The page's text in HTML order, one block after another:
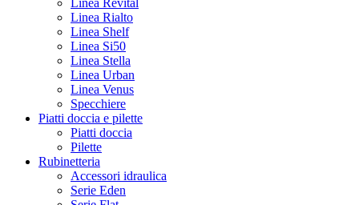
Linea Revital
Linea Rialto
Linea Shelf
Linea Si50
Linea Stella
Linea Urban
Linea Venus
Specchiere
Piatti doccia e pilette
Piatti doccia
Pilette
Rubinetteria
Accessori idraulica
Serie Eden